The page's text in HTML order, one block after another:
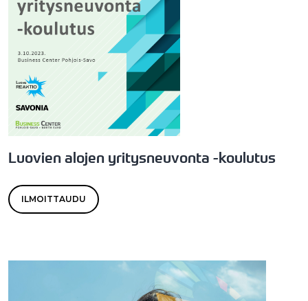
Luovien alojen yritysneuvonta -koulutus
ILMOITTAUDU